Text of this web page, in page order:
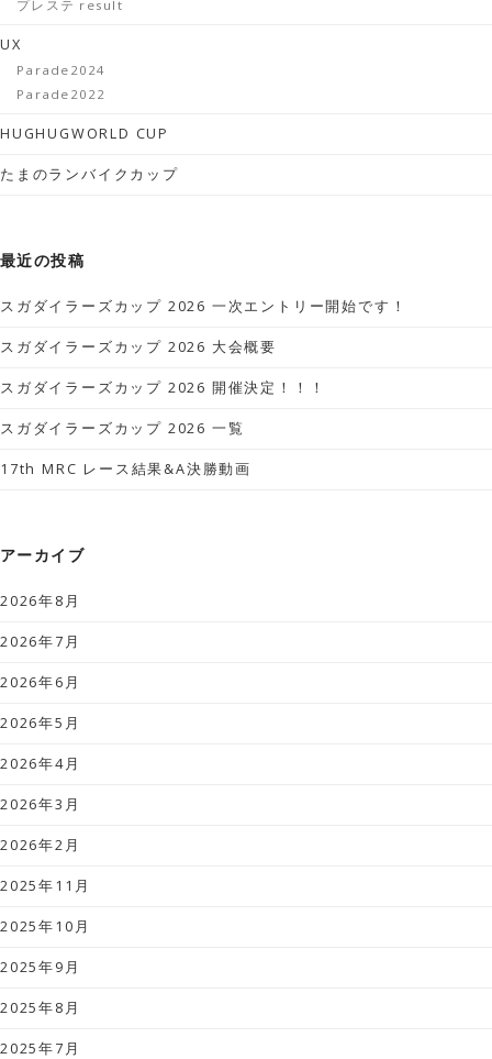
プレステ result
UX
Parade2024
Parade2022
HUGHUGWORLD CUP
たまのランバイクカップ
最近の投稿
スガダイラーズカップ 2026 一次エントリー開始です！
スガダイラーズカップ 2026 大会概要
スガダイラーズカップ 2026 開催決定！！！
スガダイラーズカップ 2026 一覧
17th MRC レース結果&A決勝動画
アーカイブ
2026年8月
2026年7月
2026年6月
2026年5月
2026年4月
2026年3月
2026年2月
2025年11月
2025年10月
2025年9月
2025年8月
2025年7月